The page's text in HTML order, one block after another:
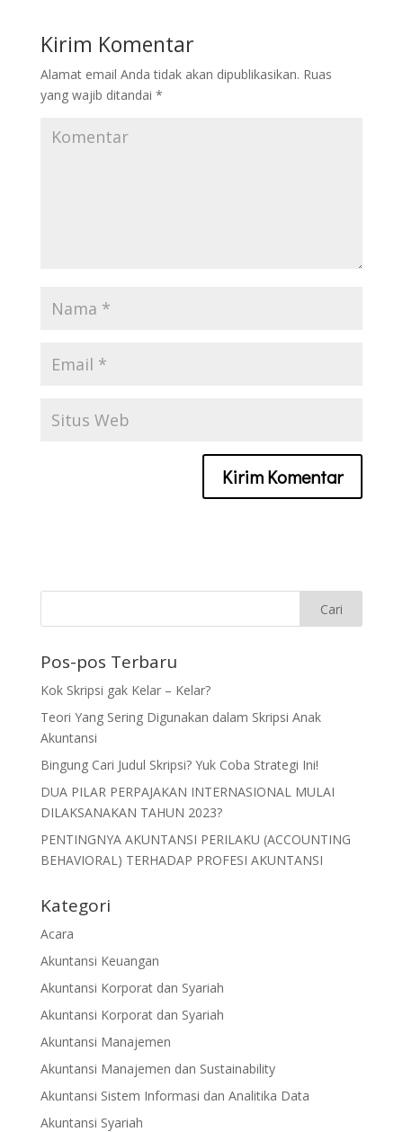
Kirim Komentar
Alamat email Anda tidak akan dipublikasikan. Ruas
yang wajib ditandai *
Pos-pos Terbaru
Kok Skripsi gak Kelar – Kelar?
Teori Yang Sering Digunakan dalam Skripsi Anak
Akuntansi
Bingung Cari Judul Skripsi? Yuk Coba Strategi Ini!
DUA PILAR PERPAJAKAN INTERNASIONAL MULAI
DILAKSANAKAN TAHUN 2023?
PENTINGNYA AKUNTANSI PERILAKU (ACCOUNTING
BEHAVIORAL) TERHADAP PROFESI AKUNTANSI
Kategori
Acara
Akuntansi Keuangan
Akuntansi Korporat dan Syariah
Akuntansi Korporat dan Syariah
Akuntansi Manajemen
Akuntansi Manajemen dan Sustainability
Akuntansi Sistem Informasi dan Analitika Data
Akuntansi Syariah